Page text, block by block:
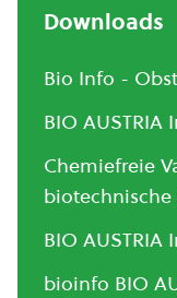
Downloads
Bio Info -
BIO
Chemiefreie
BIO AUSTRIA
bioinfo BIO